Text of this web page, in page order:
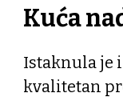
Kuća
Istaknula je
kvalitetan